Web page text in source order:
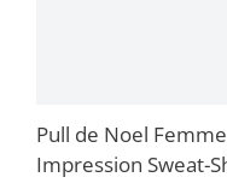
Pull de Noel
Impression Sweat-